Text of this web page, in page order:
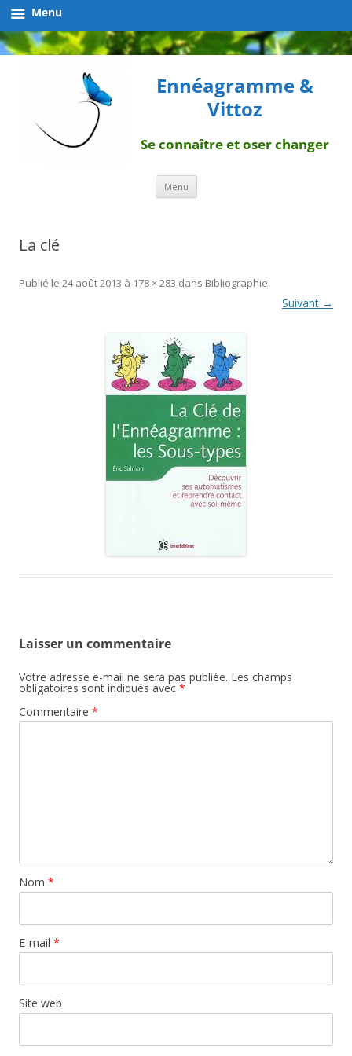
Ennéagramme &
Vittoz
Se connaître et oser changer
Menu Aller
contenu
La clé
Publié le 24 août 2013 à 178 × 283 dans Bibliographie.
Suivant →
Laisser un commentaire
Votre adresse e-mail ne sera pas publiée. Les champs
obligatoires sont indiqués avec *
Commentaire *
Nom *
E-mail *
Site web
Menu